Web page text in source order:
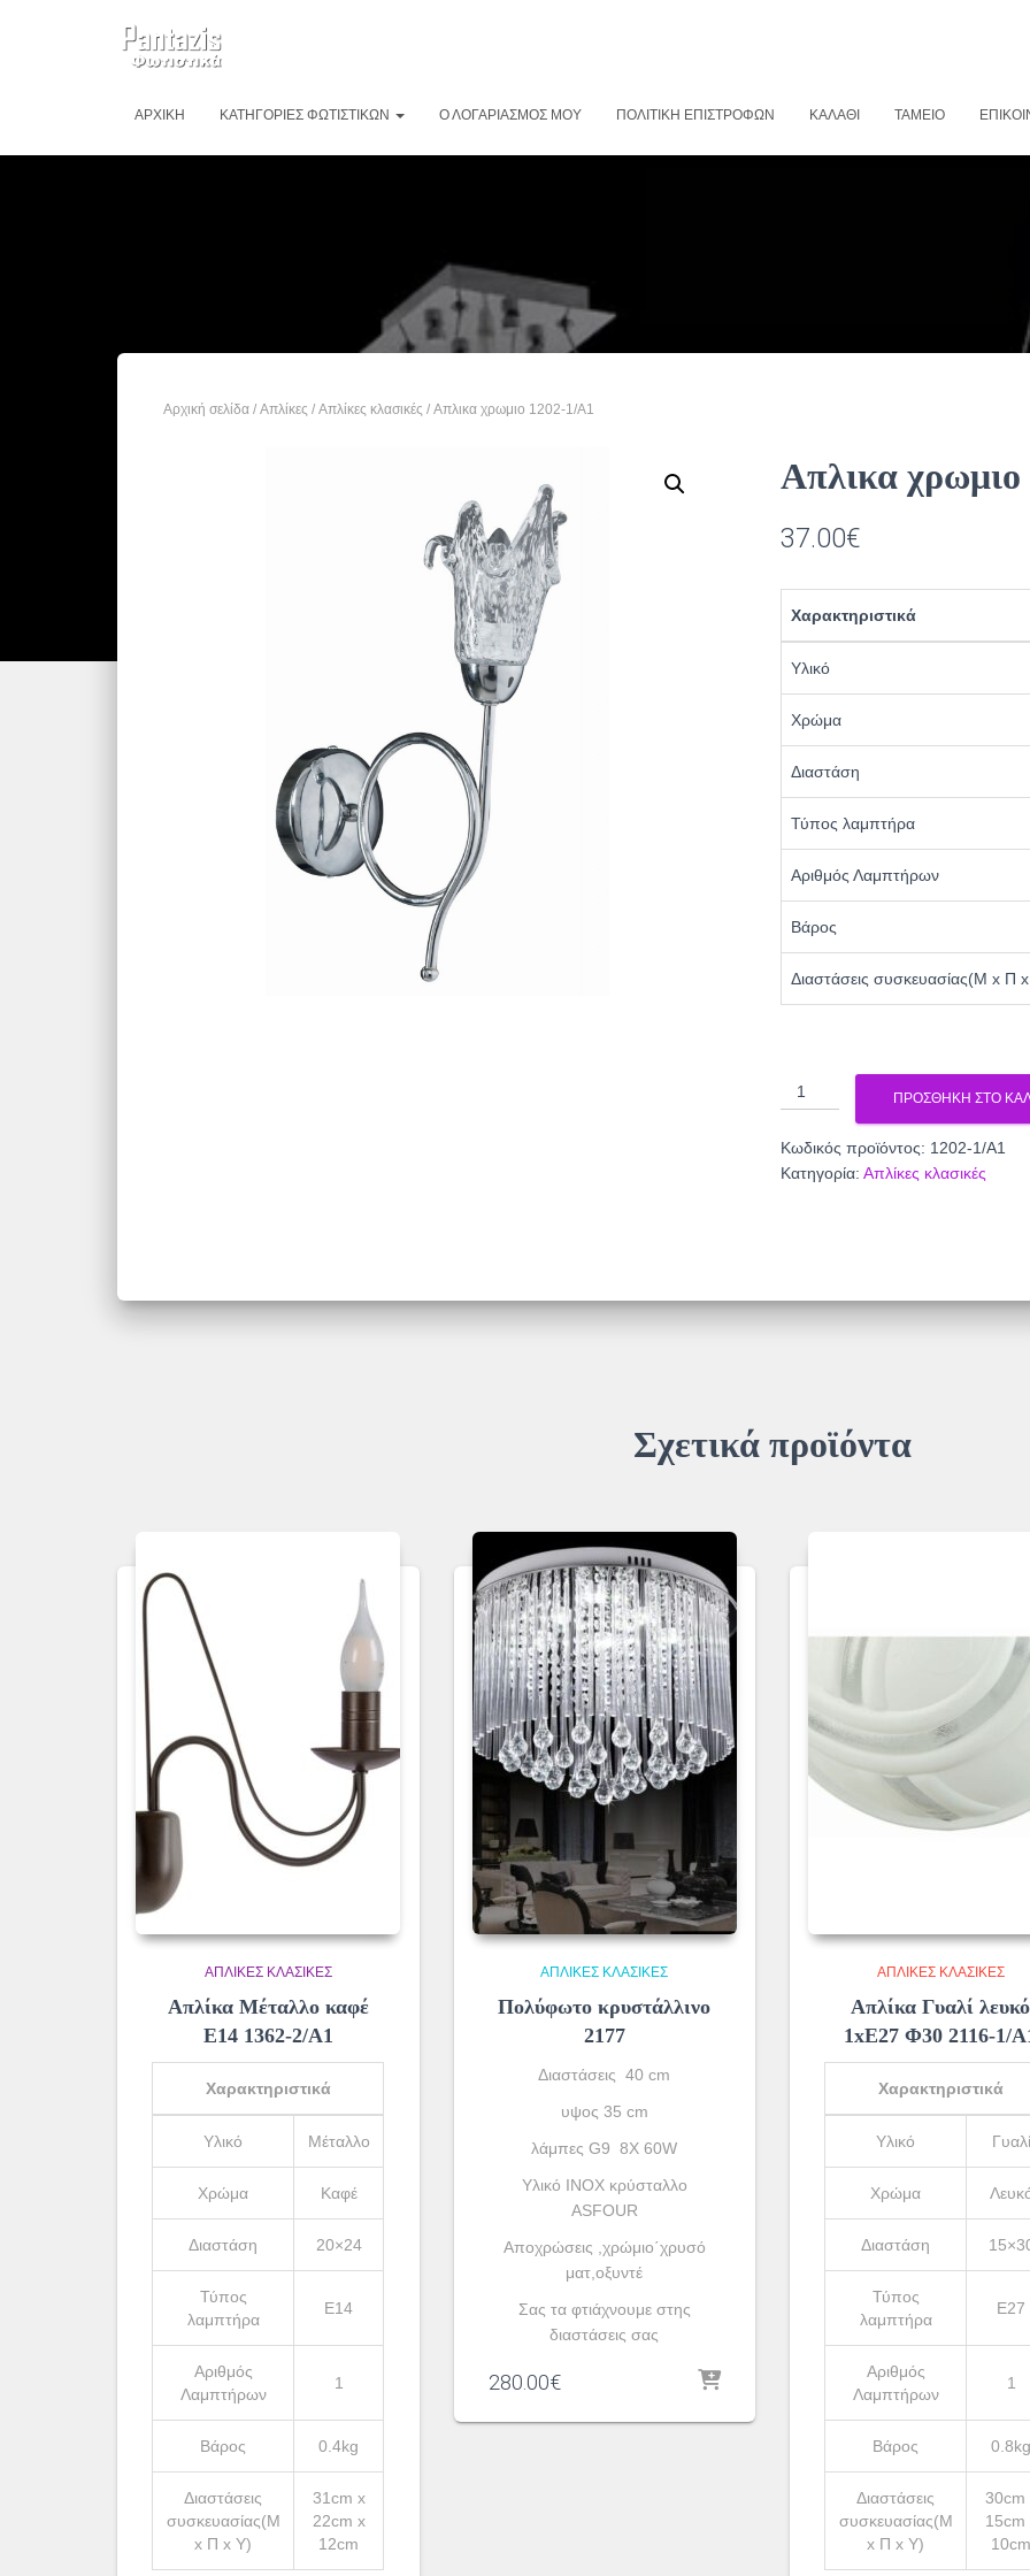
ΑΡΧΙΚΉ ΚΑΤΗΓΟΡΊΕΣ ΦΩΤΙΣΤΙΚΏΝ Ο ΛΟΓΑΡΙΑΣΜΌΣ ΜΟΥ ΠΟΛΙΤΙΚΉ ΕΠΙΣΤΡΟΦΏΝ ΚΑΛΆΘΙ ΤΑΜΕΊΟ
Αρχική σελίδα / Απλίκες / Απλίκες κλασικές / Απλικα χρωμιο 1202-1/Α1
Απλικα
37.00€
Χαρακτηριστικά
Υλικό
Χρώμα
Διαστάση
Τύπος λαμπτήρα
Αριθμός Λαμπτήρων
Βάρος
Διαστάσεις συσκευασίας(Μ x Π
Απλικα
χρωμιο
ΠΡΟΣΘΉΚΗ ΣΤΟ
Κωδικός προϊόντος: 1202-1/Α1
Κατηγορία: Απλίκες κλασικές
Σχετικά προϊόντα
ΑΠΛΊΚΕΣ ΚΛΑΣΙΚΈΣ
Απλίκα Μέταλλο καφέ
Ε14 1362-2/Α1
Χαρακτηριστικά
Υλικό Μέταλλο
Χρώμα Καφέ
Διαστάση 20×24
Τύπος
λαμπτήρα
Ε14
Αριθμός
Λαμπτήρων
1
Βάρος 0.4kg
Διαστάσεις
συσκευασίας(Μ
x Π x Υ)
31cm x
22cm x
12cm
ΑΠΛΊΚΕΣ ΚΛΑΣΙΚΈΣ
Πολύφωτο κρυστάλλινο
2177
Διαστάσεις 40 cm
υψος 35 cm
λάμπες G9 8X 60W
Υλικό INOX κρύσταλλο
ASFOUR
Αποχρώσεις ,χρώμιο΄χρυσό
ματ,οξυντέ
Σας τα φτιάχνουμε στης
διαστάσεις σας
280.00€
ΑΠΛΊΚΕΣ ΚΛΑΣΙΚΈΣ
Απλίκα Γυαλί λευκό
1xE27 Φ30 2116-1/
Χαρακτηριστικά
Υλικό Γυαλί
Χρώμα
Διαστάση
Τύπος
λαμπτήρα
Ε27
Αριθμός
Λαμπτήρων
1
Βάρος 0.8kg
Διαστάσεις
συσκευασίας(Μ
x Π x Υ)
30cm
15cm
10cm